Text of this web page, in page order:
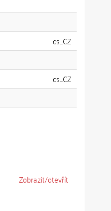
cs_CZ
cs_CZ
Zobrazit/otevřít